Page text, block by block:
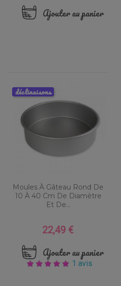
Ajouter au panier
Moules À Gâteau Rond De
10 À 40 Cm De Diamètre
Et De...
Prix
22,49 €
Ajouter au panier
1 avis
déclinaisons